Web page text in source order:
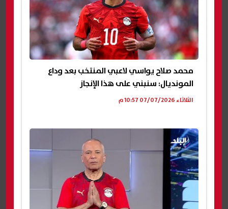
محمد صلاح يواسي لاعبي المنتخب بعد وداع
المونديال: سنبني على هذا الإنجاز
الثلاثاء 07/07/2026 10:57 م